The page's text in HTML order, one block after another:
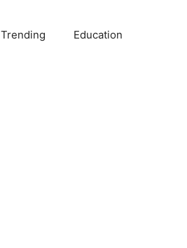
Trending Education